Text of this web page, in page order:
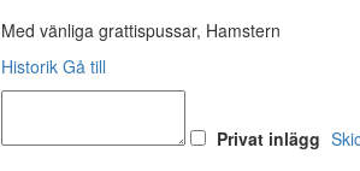
Med vänliga grattispussar, Hamstern
Historik Gå till
Privat inlägg